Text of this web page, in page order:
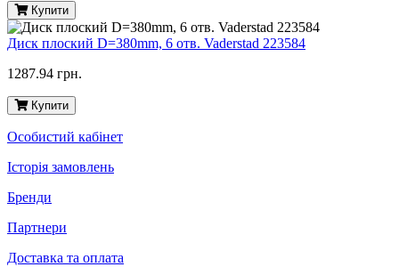
Купити
Диск плоский D=380mm, 6 отв. Vaderstad 223584
1287.94 грн.
Купити
Особистий кабінет
Історія замовлень
Бренди
Партнери
Доставка та оплата